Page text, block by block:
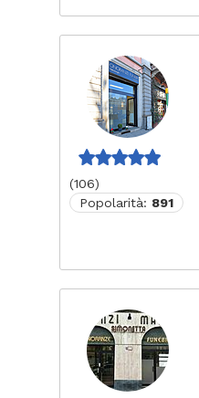
(106)
Popolarità: 891